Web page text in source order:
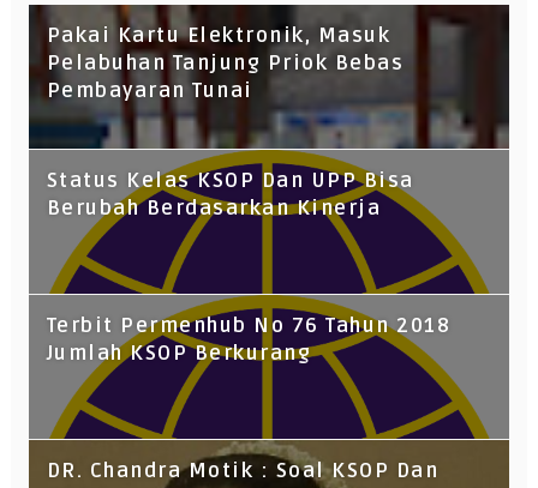
Pakai Kartu Elektronik, Masuk
Pelabuhan Tanjung Priok Bebas
Pembayaran Tunai
Status Kelas KSOP Dan UPP Bisa
Berubah Berdasarkan Kinerja
Terbit Permenhub No 76 Tahun 2018
Jumlah KSOP Berkurang
DR. Chandra Motik : Soal KSOP Dan